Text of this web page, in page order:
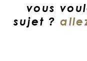
vous
sujet ?